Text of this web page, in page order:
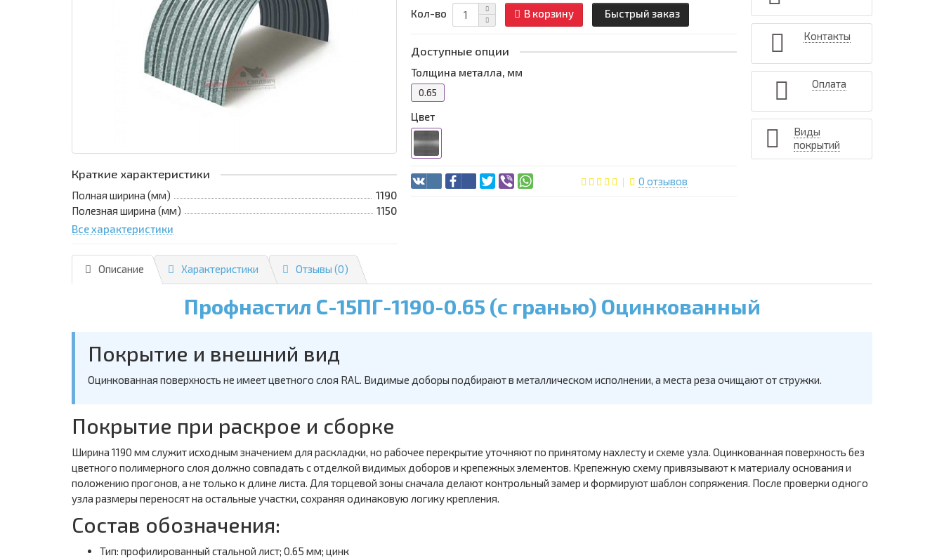
Краткие характеристики
Полная ширина (мм)
1190
Полезная ширина (мм)
1150
Все характеристики
Кол-во В корзину Быстрый заказ
Доступные опции
Толщина металла, мм
0.65
Цвет
0 отзывов
Контакты
Оплата
Виды
покрытий
Описание Характеристики Отзывы (0)
Профнастил С-15ПГ-1190-0.65 (с гранью) Оцинкованный
Покрытие и внешний вид
Оцинкованная поверхность не имеет цветного слоя RAL. Видимые доборы подбирают в металлическом исполнении, а места реза очищают от стружки.
Покрытие при раскрое и сборке
Ширина 1190 мм служит исходным значением для раскладки, но рабочее перекрытие уточняют по принятому нахлесту и схеме узла. Оцинкованная поверхность без
цветного полимерного слоя должно совпадать с отделкой видимых доборов и крепежных элементов. Крепежную схему привязывают к материалу основания и
положению прогонов, а не только к длине листа. Для торцевой зоны сначала делают контрольный замер и формируют шаблон сопряжения. После проверки одного
узла размеры переносят на остальные участки, сохраняя одинаковую логику крепления.
Состав обозначения:
Тип: профилированный стальной лист; 0.65 мм; цинк